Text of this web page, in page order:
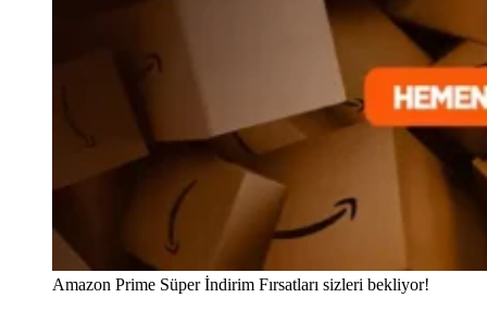
Amazon Prime Süper İndirim Fırsatları sizleri bekliyor!